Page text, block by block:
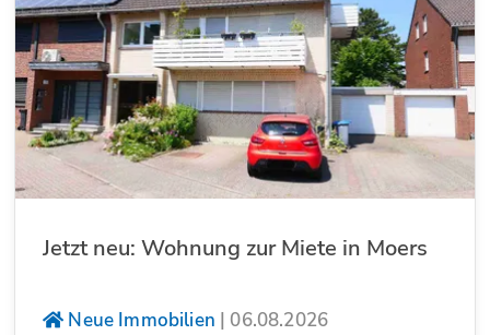
Jetzt neu: Wohnung zur Miete in Moers
Neue Immobilien | 06.08.2026